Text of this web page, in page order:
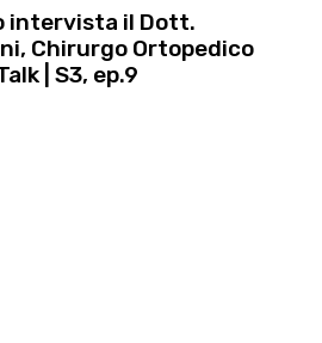
intervista il Dott.
Chirurgo Ortopedico
| S3, ep.9